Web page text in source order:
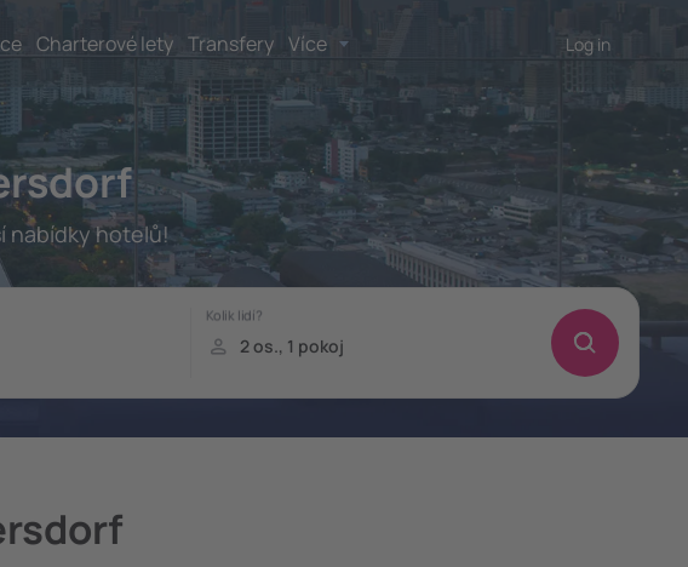
Charterové lety Transfery Více Log in
nabídky hotelů!